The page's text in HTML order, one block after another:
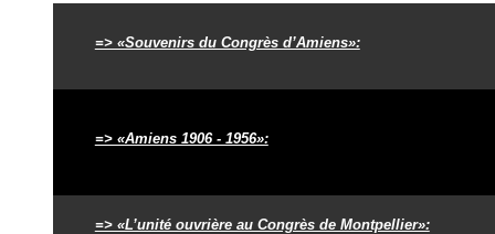
=> «Souvenirs du Congrès d’Amiens»:
=> «Amiens 1906 - 1956»:
=> «L’unité ouvrière au Congrès de Montpellier»: